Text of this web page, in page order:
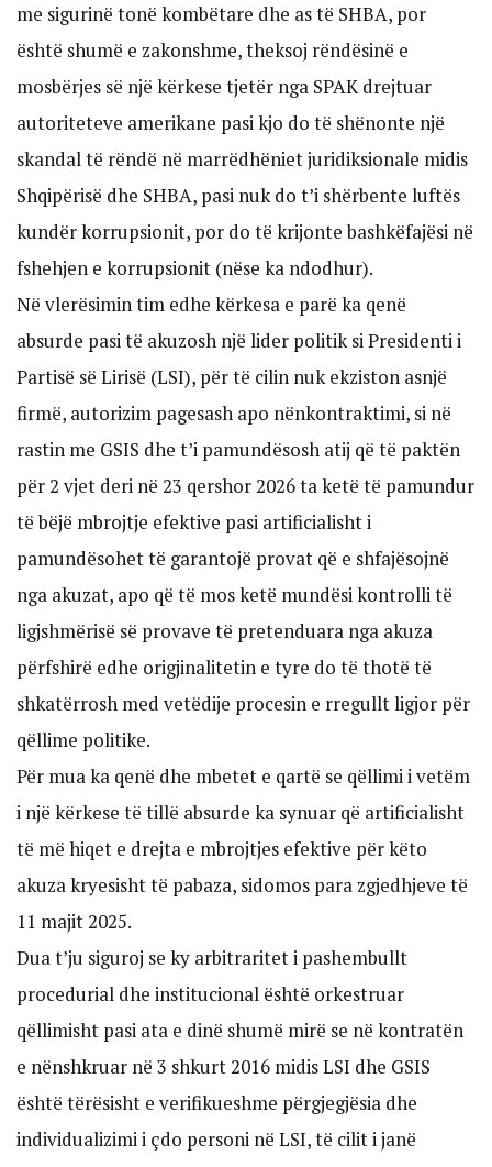
me sigurinë tonë kombëtare dhe as të SHBA, por
është shumë e zakonshme, theksoj rëndësinë e
mosbërjes së një kërkese tjetër nga SPAK drejtuar
autoriteteve amerikane pasi kjo do të shënonte një
skandal të rëndë në marrëdhëniet juridiksionale midis
Shqipërisë dhe SHBA, pasi nuk do t’i shërbente luftës
kundër korrupsionit, por do të krijonte bashkëfajësi në
fshehjen e korrupsionit (nëse ka ndodhur).
Në vlerësimin tim edhe kërkesa e parë ka qenë
absurde pasi të akuzosh një lider politik si Presidenti i
Partisë së Lirisë (LSI), për të cilin nuk ekziston asnjë
firmë, autorizim pagesash apo nënkontraktimi, si në
rastin me GSIS dhe t’i pamundësosh atij që të paktën
për 2 vjet deri në 23 qershor 2026 ta ketë të pamundur
të bëjë mbrojtje efektive pasi artificialisht i
pamundësohet të garantojë provat që e shfajësojnë
nga akuzat, apo që të mos ketë mundësi kontrolli të
ligjshmërisë së provave të pretenduara nga akuza
përfshirë edhe origjinalitetin e tyre do të thotë të
shkatërrosh med vetëdije procesin e rregullt ligjor për
qëllime politike.
Për mua ka qenë dhe mbetet e qartë se qëllimi i vetëm
i një kërkese të tillë absurde ka synuar që artificialisht
të më hiqet e drejta e mbrojtjes efektive për këto
akuza kryesisht të pabaza, sidomos para zgjedhjeve të
11 majit 2025.
Dua t’ju siguroj se ky arbitraritet i pashembullt
procedurial dhe institucional është orkestruar
qëllimisht pasi ata e dinë shumë mirë se në kontratën
e nënshkruar në 3 shkurt 2016 midis LSI dhe GSIS
është tërësisht e verifikueshme përgjegjësia dhe
individualizimi i çdo personi në LSI, të cilit i janë